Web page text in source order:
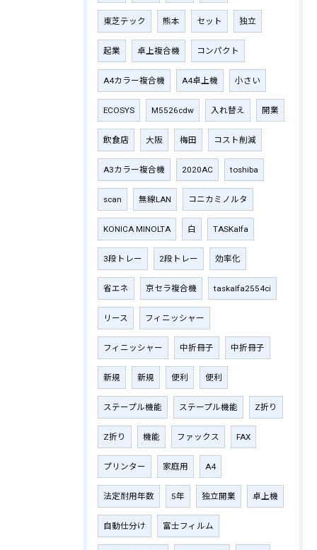
東芝テック 熊本 セット 独立
起業 卓上複合機 コンパクト
A4カラー複合機 A4卓上機 小さい
ECOSYS M5526cdw 入れ替え 開業
飲食店 大阪 梅田 コスト削減
A3カラー複合機 2020AC toshiba
scan 無線LAN コニカミノルタ
KONICA MINOLTA 白 TASKalfa
3段トレー 2段トレー 効率化
省エネ 京セラ複合機 taskalfa2554ci
リース フィニッシャー
フィニッシャー 中折冊子 中折冊子
新規 新規 便利 便利
ステープル機能 ステープル機能 Z折り
Z折り 機能 ファックス FAX
プリンター 家庭用 A4
法定耐用年数 5年 独立開業 卓上機
自動仕分け 富士フィルム